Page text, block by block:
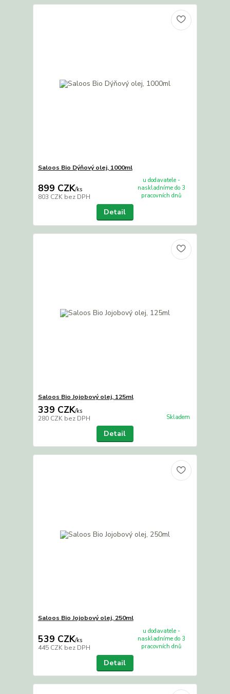
Saloos Bio Dýňový olej, 1000ml
899 CZK/ks
803 CZK bez DPH
u dodavatele -
naskladníme do 3
pracovních dnů
Detail
Saloos Bio Jojobový olej, 125ml
339 CZK/ks
280 CZK bez DPH Skladem
Detail
Saloos Bio Jojobový olej, 250ml
539 CZK/ks
445 CZK bez DPH
u dodavatele -
naskladníme do 3
pracovních dnů
Detail